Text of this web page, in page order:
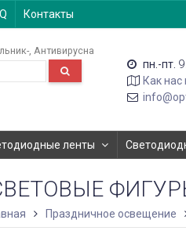
Контакты
Антивирусна
пн.-пт.
Как нас
ленты
Праздничное освещение